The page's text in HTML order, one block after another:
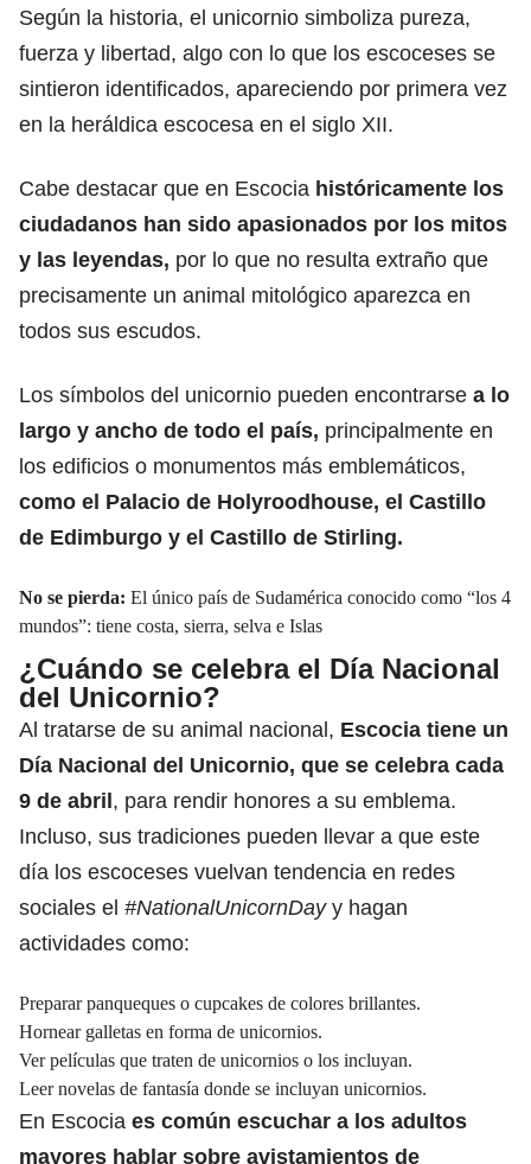
Según la historia, el unicornio simboliza pureza,
fuerza y libertad, algo con lo que los escoceses se
sintieron identificados, apareciendo por primera vez
en la heráldica escocesa en el siglo XII.
Cabe destacar que en Escocia históricamente los
ciudadanos han sido apasionados por los mitos
y las leyendas, por lo que no resulta extraño que
precisamente un animal mitológico aparezca en
todos sus escudos.
Los símbolos del unicornio pueden encontrarse a lo
largo y ancho de todo el país, principalmente en
los edificios o monumentos más emblemáticos,
como el Palacio de Holyroodhouse, el Castillo
de Edimburgo y el Castillo de Stirling.
No se pierda: El único país de Sudamérica conocido como “los 4
mundos”: tiene costa, sierra, selva e Islas
¿Cuándo se celebra el Día Nacional
del Unicornio?
Al tratarse de su animal nacional, Escocia tiene un
Día Nacional del Unicornio, que se celebra cada
9 de abril, para rendir honores a su emblema.
Incluso, sus tradiciones pueden llevar a que este
día los escoceses vuelvan tendencia en redes
sociales el #NationalUnicornDayy hagan
actividades como:
Preparar panqueques o cupcakes de colores brillantes.
Hornear galletas en forma de unicornios.
Ver películas que traten de unicornios o los incluyan.
Leer novelas de fantasía donde se incluyan unicornios.
En Escocia es común escuchar a los adultos
mayores hablar sobre avistamientos de